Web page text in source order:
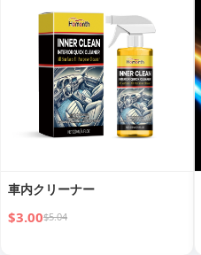
車内クリーナー
$3.00$5.04